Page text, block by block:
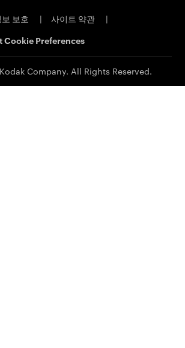
보호 | 사이트 약관 |
Cookie Preferences
Company. All Rights Reserved.